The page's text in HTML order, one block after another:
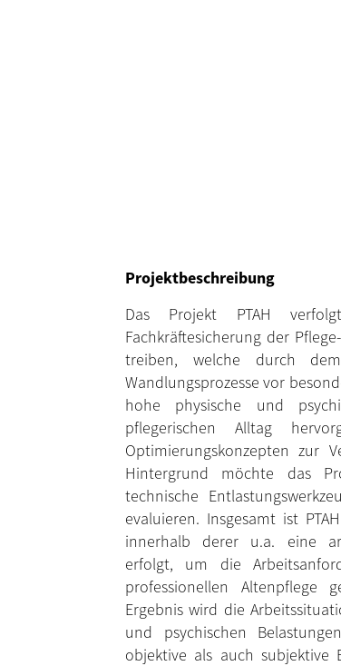
Projektbeschreibung
Das Projekt PTAH
Fachkräftesicherung der
treiben, welche durch
Wandlungsprozesse vor
hohe physische und
pflegerischen Alltag
Optimierungskonzepten zur
Hintergrund möchte das
technische
evaluieren. Insgesamt ist
innerhalb derer u.a. eine
erfolgt, um die
professionellen Altenpflege
Ergebnis wird die
und psychischen
objektive als auch subjektive